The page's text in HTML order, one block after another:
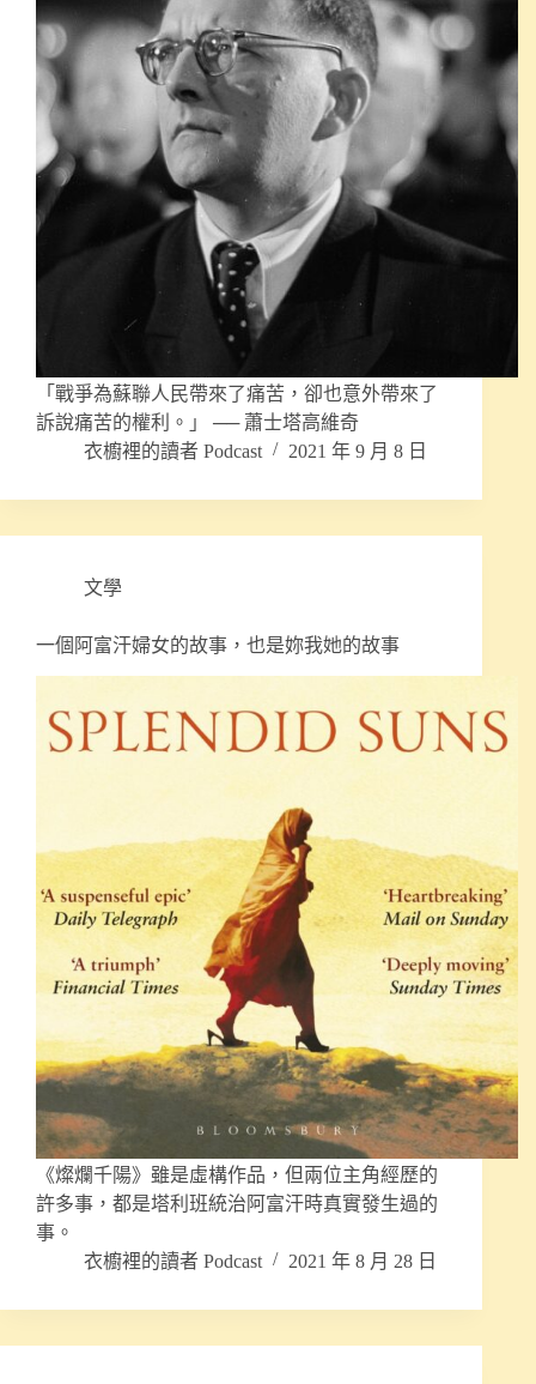
「戰爭為蘇聯人民帶來了痛苦，卻也意外帶來了
訴說痛苦的權利。」 ── 蕭士塔高維奇
衣櫥裡的讀者 Podcast
2021 年 9 月 8 日
文學
一個阿富汗婦女的故事，也是妳我她的故事
《燦爛千陽》雖是虛構作品，但兩位主角經歷的
許多事，都是塔利班統治阿富汗時真實發生過的
事。
衣櫥裡的讀者 Podcast
2021 年 8 月 28 日